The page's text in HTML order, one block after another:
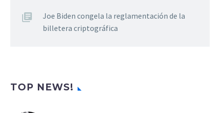
Joe Biden congela la reglamentación de la
billetera criptográfica
TOP NEWS!